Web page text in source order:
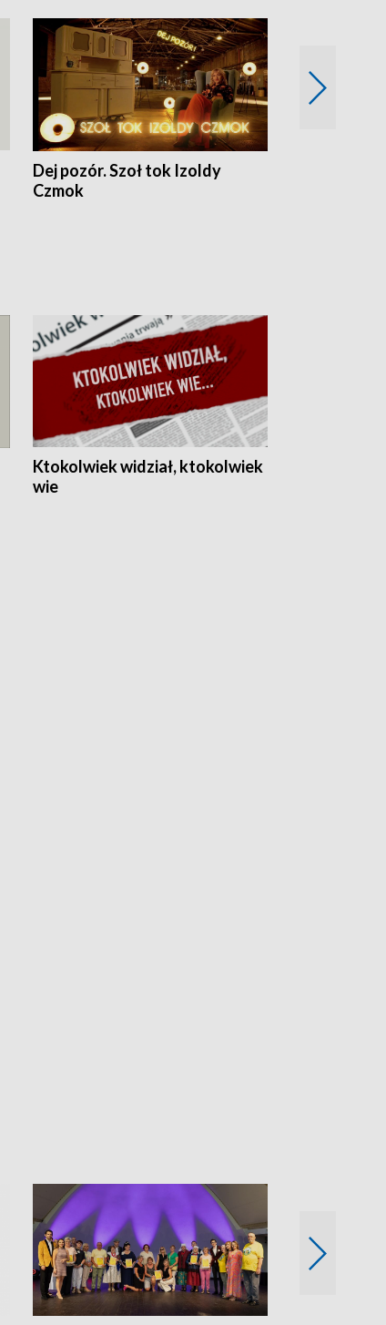
Dej pozór. Szoł tok Izoldy
Czmok
Ktokolwiek widział, ktokolwiek
wie